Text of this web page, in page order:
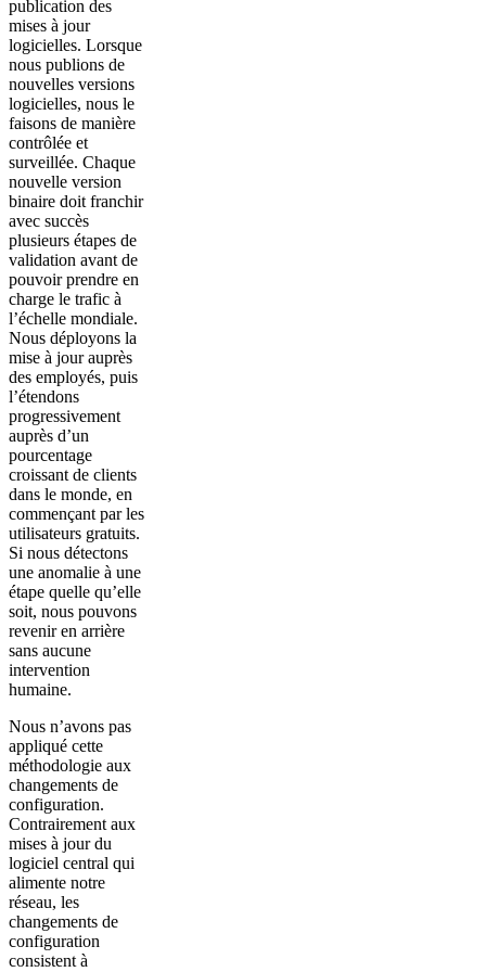
publication des
mises à jour
logicielles. Lorsque
nous publions de
nouvelles versions
logicielles, nous le
faisons de manière
contrôlée et
surveillée. Chaque
nouvelle version
binaire doit franchir
avec succès
plusieurs étapes de
validation avant de
pouvoir prendre en
charge le trafic à
l’échelle mondiale.
Nous déployons la
mise à jour auprès
des employés, puis
l’étendons
progressivement
auprès d’un
pourcentage
croissant de clients
dans le monde, en
commençant par les
utilisateurs gratuits.
Si nous détectons
une anomalie à une
étape quelle qu’elle
soit, nous pouvons
revenir en arrière
sans aucune
intervention
humaine.
Nous n’avons pas
appliqué cette
méthodologie aux
changements de
configuration.
Contrairement aux
mises à jour du
logiciel central qui
alimente notre
réseau, les
changements de
configuration
consistent à